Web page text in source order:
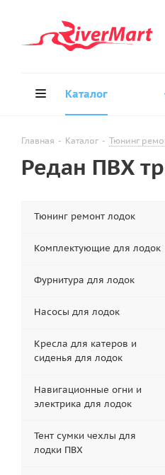
Каталог
Главная - Каталог - Тюнинг
Редан ПВХ
Тюнинг ремонт лодок
Комплектующие для лодок
Фурнитура для лодок
Насосы для лодок
Кресла для катеров и
сиденья для лодок
Навигационные огни и
электрика для лодок
Тент сумки чехлы для
лодки ПВХ